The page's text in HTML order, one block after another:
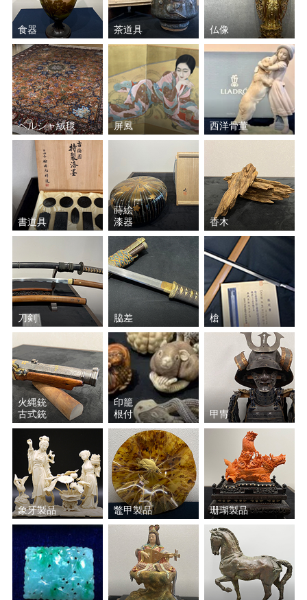
食器 茶道具 仏像
ペルシャ絨毯 屏風 西洋骨董
書道具
蒔絵
漆器
香木
刀剣 脇差 槍
火縄銃
古式銃
印籠
根付
甲冑
象牙製品 鼈甲製品 珊瑚製品